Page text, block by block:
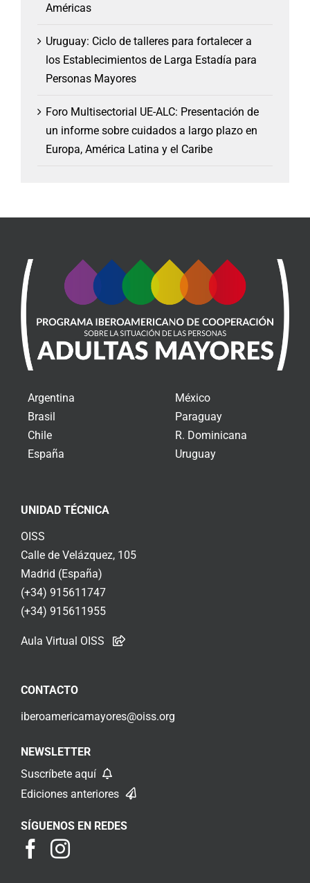
Américas
Uruguay: Ciclo de talleres para fortalecer a
los Establecimientos de Larga Estadía para
Personas Mayores
Foro Multisectorial UE-ALC: Presentación de
un informe sobre cuidados a largo plazo en
Europa, América Latina y el Caribe
Argentina
Brasil
Chile
España
México
Paraguay
R. Dominicana
Uruguay
UNIDAD TÉCNICA
OISS
Calle de Velázquez, 105
Madrid (España)
(+34) 915611747
(+34) 915611955
Aula Virtual OISS
CONTACTO
iberoamericamayores@oiss.org
NEWSLETTER
Suscríbete aquí
Ediciones anteriores
SÍGUENOS EN REDES